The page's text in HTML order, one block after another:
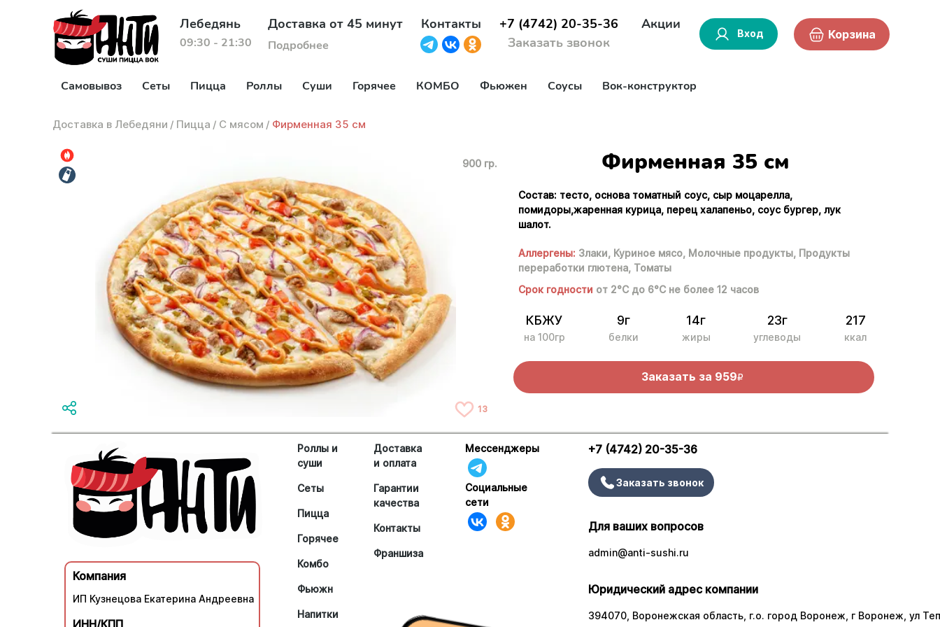
Лебедянь
09:30 - 21:30
Доставка от 45 минут
Подробнее
Контакты
+7 (4742) 20-35-36
Заказать звонок
Акции
Вход Корзина
Самовывоз Сеты Пицца Роллы Суши Горячее КОМБО Фьюжен Соусы Вок-конструктор
Доставка в Лебедяни / Пицца / С мясом / Фирменная 35 см
900 гр.
13
Фирменная 35 см
Состав: тесто, основа томатный соус, сыр моцарелла,
помидоры,жаренная курица, перец халапеньо, соус бургер, лук
шалот.
Аллергены: Злаки, Куриное мясо, Молочные продукты, Продукты
переработки глютена, Томаты
Срок годности от 2°С до 6°С не более 12 часов
КБЖУ
на 100гр
9г
белки
14г
жиры
23г
углеводы
217
ккал
Заказать за 959R
Компания
ИП Кузнецова Екатерина Андреевна
Роллы и
суши
Сеты
Пицца
Горячее
Комбо
Фьюжн
Напитки
Доставка
и оплата
Гарантии
качества
Контакты
Франшиза
Мессенджеры
Социальные
сети
+7 (4742) 20-35-36
Заказать звонок
Для ваших вопросов
admin@anti-sushi.ru
Юридический адрес компании
394070, Воронежская область, г.о. город Воронеж, г Воронеж, ул